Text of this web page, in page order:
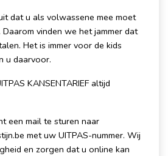
dat u als volwassene mee moet
vinden we het jammer dat
Het is immer voor de kids
u daarvoor.
KANSENTARIEF altijd
een mail te sturen naar
met uw UITPAS-nummer. Wij
en zorgen dat u online kan